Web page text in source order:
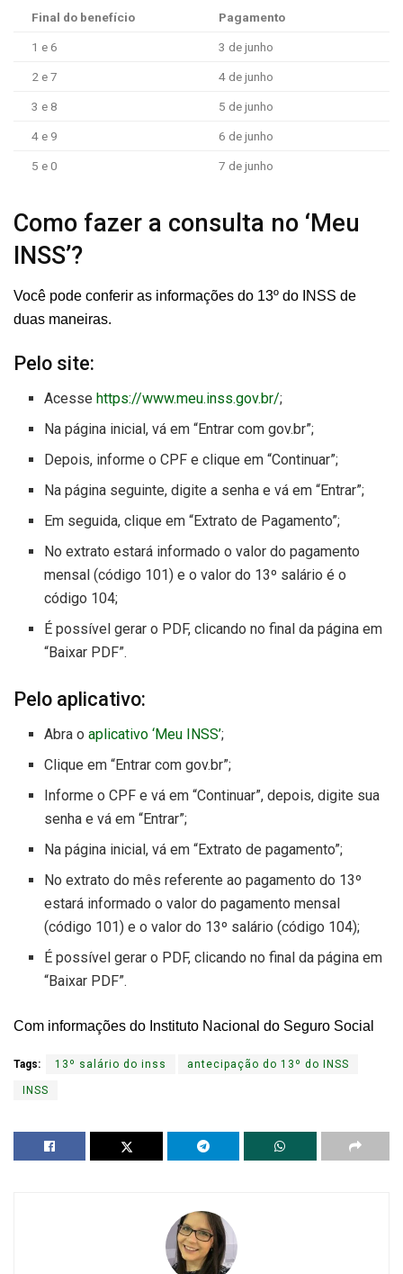
Final do benefício Pagamento
1 e 6 3 de junho
2 e 7 4 de junho
3 e 8 5 de junho
4 e 9 6 de junho
5 e 0 7 de junho
Como fazer a consulta no ‘Meu
INSS’?
Você pode conferir as informações do 13º do INSS de
duas maneiras.
Pelo site:
Acessehttps://www.meu.inss.gov.br/;
Na página inicial, vá em “Entrar com gov.br”;
Depois, informe o CPF e clique em “Continuar”;
Na página seguinte, digite a senha e vá em “Entrar”;
Em seguida, clique em “Extrato de Pagamento”;
No extrato estará informado o valor do pagamento
mensal (código 101) e o valor do 13º salário é o
código 104;
É possível gerar o PDF, clicando no final da página em
“Baixar PDF”.
Pelo aplicativo:
Abra oaplicativo ‘Meu INSS’;
Clique em “Entrar com gov.br”;
Informe o CPF e vá em “Continuar”, depois, digite sua
senha e vá em “Entrar”;
Na página inicial, vá em “Extrato de pagamento”;
No extrato do mês referente ao pagamento do 13º
estará informado o valor do pagamento mensal
(código 101) e o valor do 13º salário (código 104);
É possível gerar o PDF, clicando no final da página em
“Baixar PDF”.
Com informações do Instituto Nacional do Seguro Social
Tags: 13º salário do inss antecipação do 13º do INSS
INSS